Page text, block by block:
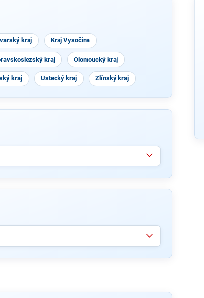
kraj Kraj Vysočina
kraj Olomoucký kraj
kraj Ústecký kraj Zlínský kraj